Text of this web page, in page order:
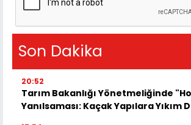
Son Dakika
20:52
Tarım Bakanlığı Yönetmeliğinde
Yanılsaması: Kaçak Yapılara Yıkım